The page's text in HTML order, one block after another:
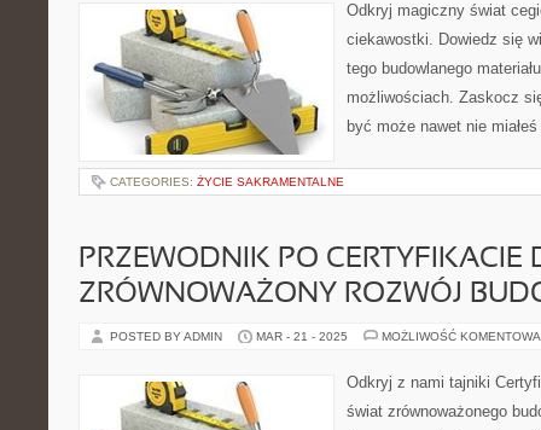
Odkryj magiczny świat
ciekawostki. Dowiedz się
tego budowlanego
możliwościach. Zaskocz
być może nawet nie
CATEGORIES: ŻYCIE SAKRAMENTALNE
PRZEWODNIK PO CERTYFIKACIE
ZRÓWNOWAŻONY ROZWÓJ
POSTED BY ADMIN MAR - 21 - 2025 MOŻLIWOŚĆ
Odkryj z nami tajniki
świat zrównoważonego